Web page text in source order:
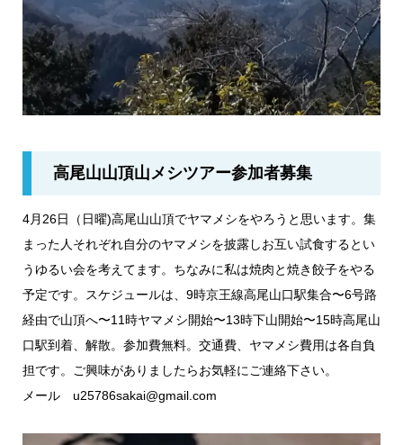
高尾山山頂山メシツアー参加者募集
4月26日（日曜)高尾山山頂でヤマメシをやろうと思います。集
まった人それぞれ自分のヤマメシを披露しお互い試食するとい
うゆるい会を考えてます。ちなみに私は焼肉と焼き餃子をやる
予定です。スケジュールは、9時京王線高尾山口駅集合〜6号路
経由で山頂へ〜11時ヤマメシ開始〜13時下山開始〜15時高尾山
口駅到着、解散。参加費無料。交通費、ヤマメシ費用は各自負
担です。ご興味がありましたらお気軽にご連絡下さい。
メール u25786sakai@gmail.com